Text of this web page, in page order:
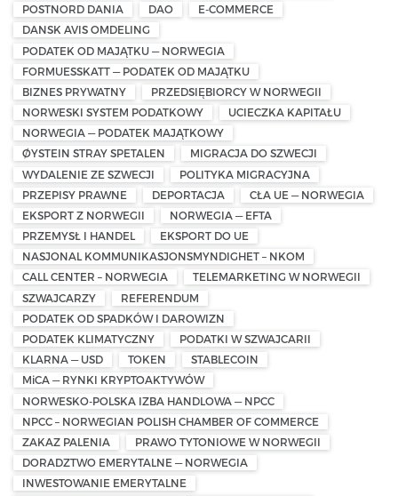
POSTNORD DANIA
DAO
E-COMMERCE
DANSK AVIS OMDELING
PODATEK OD MAJĄTKU — NORWEGIA
FORMUESSKATT — PODATEK OD MAJĄTKU
BIZNES PRYWATNY
PRZEDSIĘBIORCY W NORWEGII
NORWESKI SYSTEM PODATKOWY
UCIECZKA KAPITAŁU
NORWEGIA — PODATEK MAJĄTKOWY
ØYSTEIN STRAY SPETALEN
MIGRACJA DO SZWECJI
WYDALENIE ZE SZWECJI
POLITYKA MIGRACYJNA
PRZEPISY PRAWNE
DEPORTACJA
CŁA UE — NORWEGIA
EKSPORT Z NORWEGII
NORWEGIA — EFTA
PRZEMYSŁ I HANDEL
EKSPORT DO UE
NASJONAL KOMMUNIKASJONSMYNDIGHET – NKOM
CALL CENTER – NORWEGIA
TELEMARKETING W NORWEGII
SZWAJCARZY
REFERENDUM
PODATEK OD SPADKÓW I DAROWIZN
PODATEK KLIMATYCZNY
PODATKI W SZWAJCARII
KLARNA — USD
TOKEN
STABLECOIN
MiCA — RYNKI KRYPTOAKTYWÓW
NORWESKO-POLSKA IZBA HANDLOWA — NPCC
NPCC – NORWEGIAN POLISH CHAMBER OF COMMERCE
ZAKAZ PALENIA
PRAWO TYTONIOWE W NORWEGII
DORADZTWO EMERYTALNE — NORWEGIA
INWESTOWANIE EMERYTALNE